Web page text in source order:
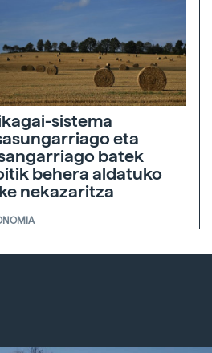
sistema
eta
batek
behera aldatuko
nekazaritza